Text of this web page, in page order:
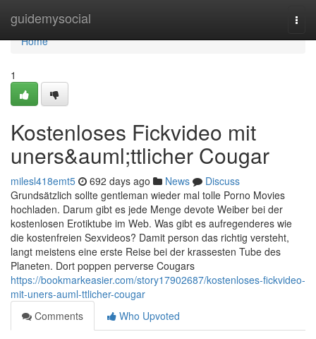
guidemysocial
Home
Home
1
Kostenloses Fickvideo mit
uners&auml;ttlicher Cougar
milesl418emt5 692 days ago News
Discuss
Grundsätzlich sollte gentleman wieder mal tolle Porno Movies
hochladen. Darum gibt es jede Menge devote Weiber bei der
kostenlosen Erotiktube im Web. Was gibt es aufregenderes wie
die kostenfreien Sexvideos? Damit person das richtig versteht,
langt meistens eine erste Reise bei der krassesten Tube des
Planeten. Dort poppen perverse Cougars
https://bookmarkeasier.com/story17902687/kostenloses-fickvideo-
mit-uners-auml-ttlicher-cougar
Comments
Who Upvoted